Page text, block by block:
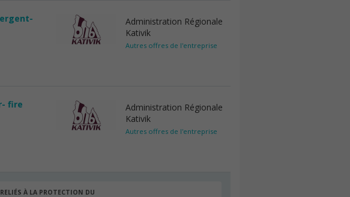
Administration Régionale
Kativik
Autres offres de l'entreprise
fire
Administration Régionale
Kativik
Autres offres de l'entreprise
À LA PROTECTION DU